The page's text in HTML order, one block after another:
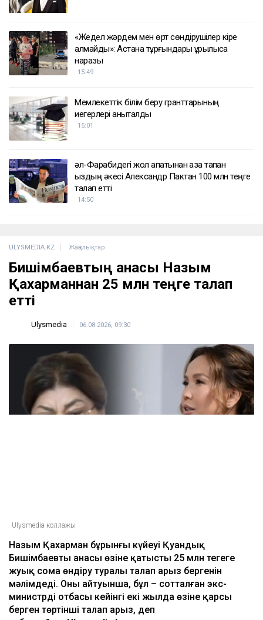
ҚАЗІР ОҚЫЛЫП ЖАТЫР
Тоқтар Төлешов 21 жылдық жазасын қысқартуға
«Жедел жәрдем мен өрт сөндірушілер кіре
алмайды»: Астана тұрғындары құрылысқа
Мемлекеттік білім беру гранттарының
иегерлері анықталды
қыздың әкесі Александр Пактан 100 млн теңге
ULYSMEDIA.KZ Жаңалықтар
Бишімбаевтың анасы Назым